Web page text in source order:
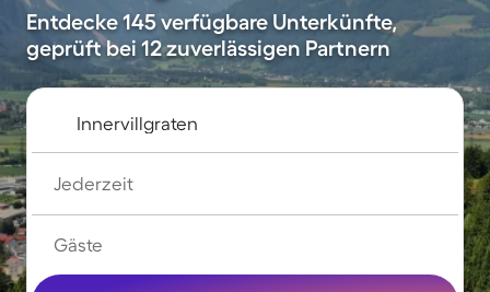
Entdecke 145 verfügbare Unterkünfte,
geprüft bei 12 zuverlässigen Partnern
Jederzeit
Gäste